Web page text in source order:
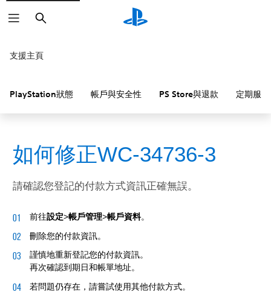
搜
尋
支援主頁
PlayStation狀態 帳戶與安全性 PS Store與退款 定期服務
如何修正WC-34736-3
請確認您登記的付款方式資訊正確無誤。
前往設定>帳戶管理>帳戶資料。
刪除您的付款資訊。
謹慎地重新登記您的付款資訊。
再次確認到期日和帳單地址。
若問題仍存在，請嘗試使用其他付款方式。